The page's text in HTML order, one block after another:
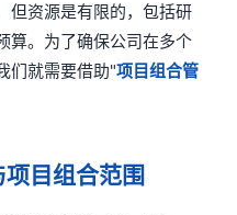
但资源是有限的，包括研
算。为了确保公司在多个
们就需要借助"项目组合管
目组合范围